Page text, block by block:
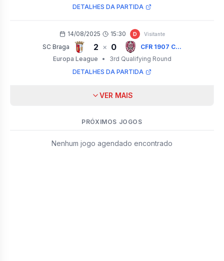
DETALHES DA PARTIDA
14/08/2025 15:30 D Visitante
SC Braga 2 × 0
CFR 1907 C...
Europa League
•
3rd Qualifying Round
DETALHES DA PARTIDA
VER MAIS
PRÓXIMOS JOGOS
Nenhum jogo agendado encontrado